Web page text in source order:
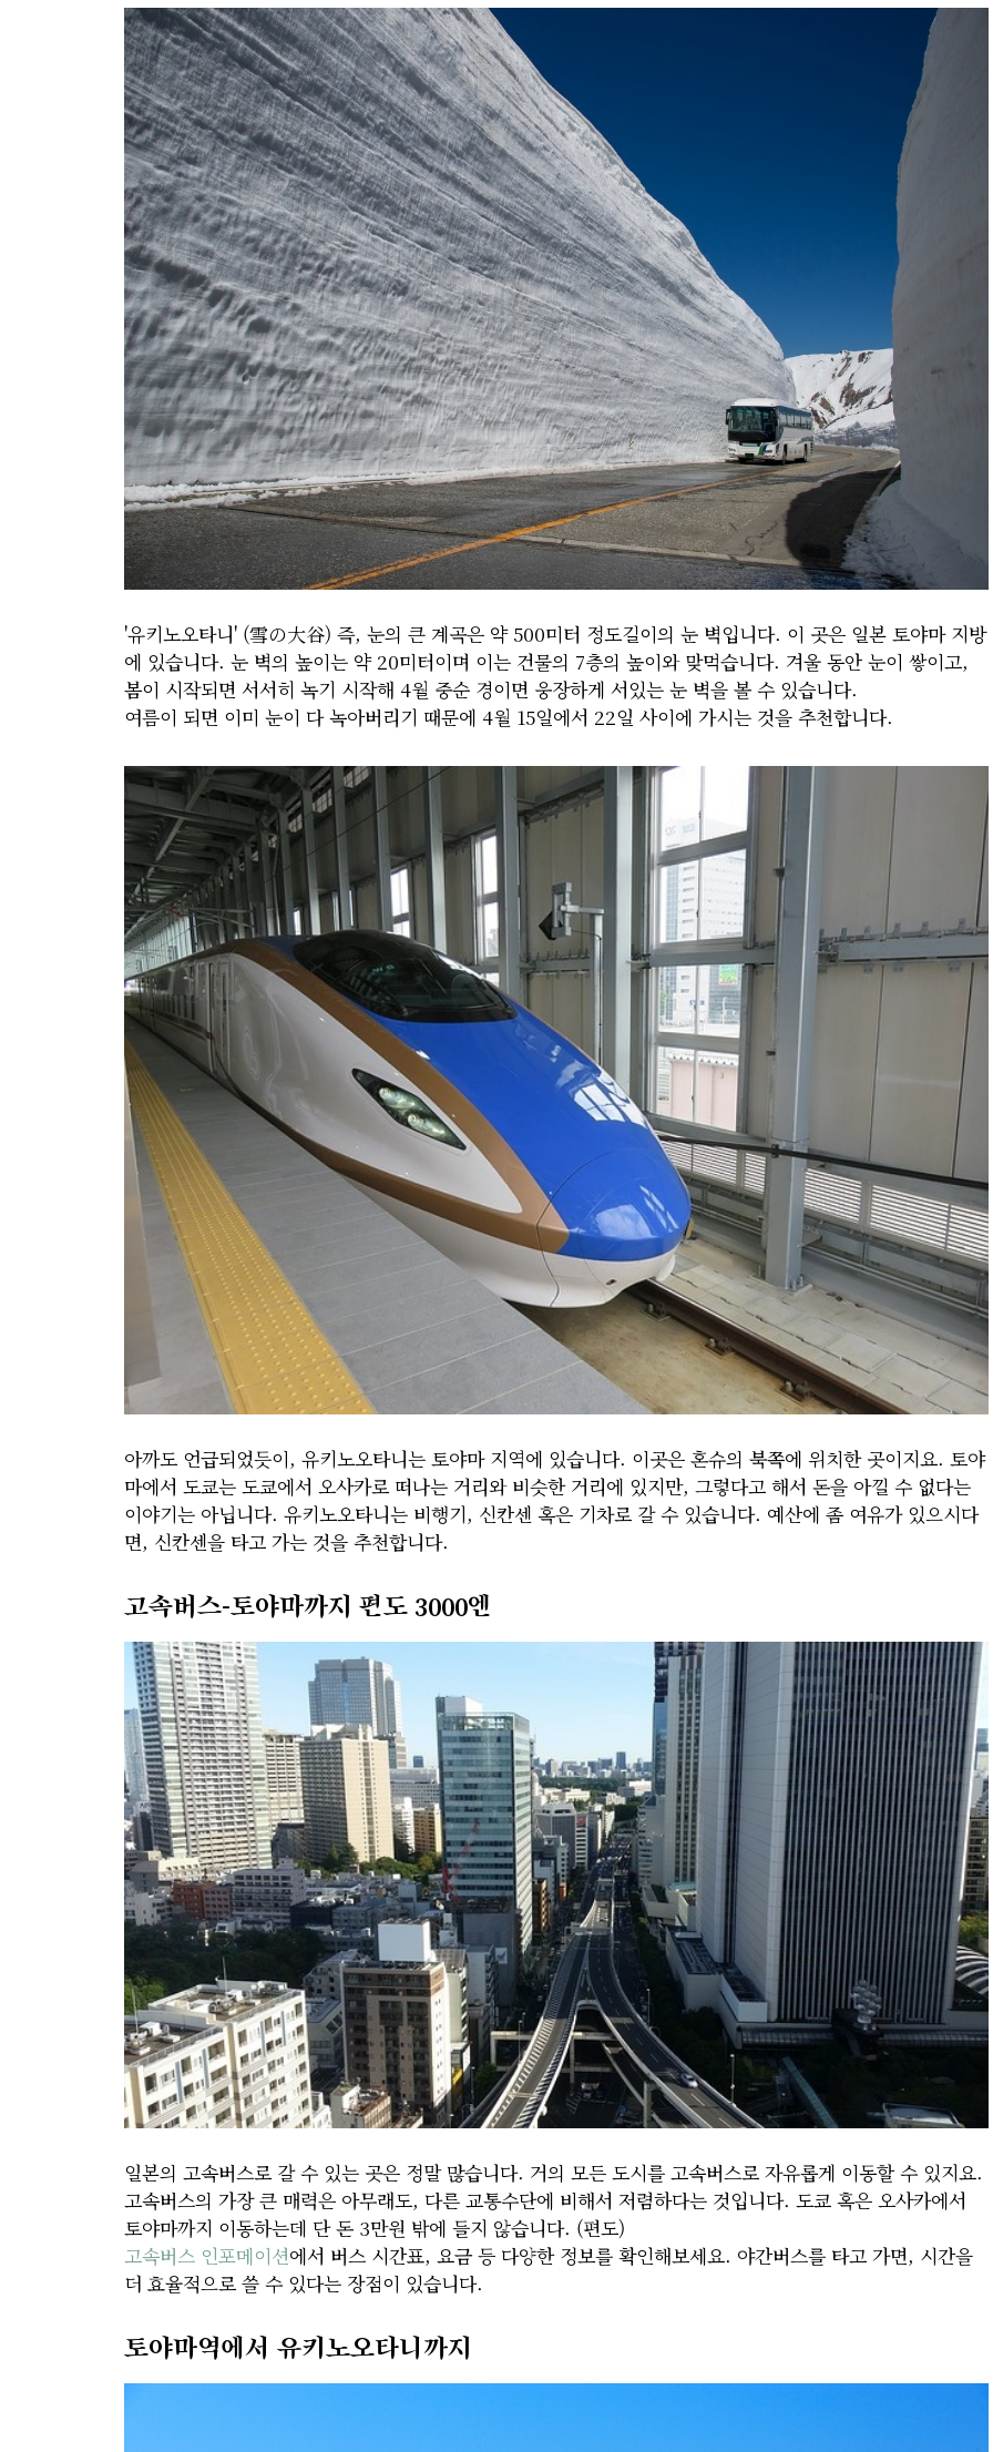
'유키노오타니' (雪の大谷) 즉, 눈의 큰 계곡은 약 500미터 정도길이의 눈 벽입니다. 이 곳은 일본 토야마 지방
에 있습니다. 눈 벽의 높이는 약 20미터이며 이는 건물의 7층의 높이와 맞먹습니다. 겨울 동안 눈이 쌓이고,
봄이 시작되면 서서히 녹기 시작해 4월 중순 경이면 웅장하게 서있는 눈 벽을 볼 수 있습니다.
여름이 되면 이미 눈이 다 녹아버리기 때문에 4월 15일에서 22일 사이에 가시는 것을 추천합니다.
아까도 언급되었듯이, 유키노오타니는 토야마 지역에 있습니다. 이곳은 혼슈의 북쪽에 위치한 곳이지요. 토야
마에서 도쿄는 도쿄에서 오사카로 떠나는 거리와 비슷한 거리에 있지만, 그렇다고 해서 돈을 아낄 수 없다는
이야기는 아닙니다. 유키노오타니는 비행기, 신칸센 혹은 기차로 갈 수 있습니다. 예산에 좀 여유가 있으시다
면, 신칸센을 타고 가는 것을 추천합니다.
고속버스-토야마까지 편도 3000엔
일본의 고속버스로 갈 수 있는 곳은 정말 많습니다. 거의 모든 도시를 고속버스로 자유롭게 이동할 수 있지요.
고속버스의 가장 큰 매력은 아무래도, 다른 교통수단에 비해서 저렴하다는 것입니다. 도쿄 혹은 오사카에서
토야마까지 이동하는데 단 돈 3만원 밖에 들지 않습니다. (편도)
고속버스 인포메이션에서 버스 시간표, 요금 등 다양한 정보를 확인해보세요. 야간버스를 타고 가면, 시간을
더 효율적으로 쓸 수 있다는 장점이 있습니다.
토야마역에서 유키노오타니까지